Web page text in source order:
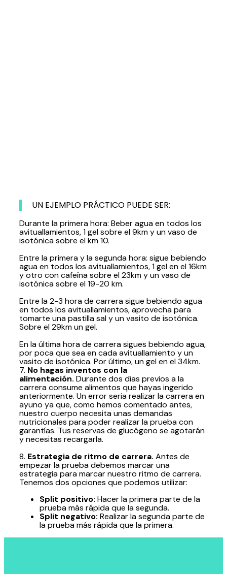
UN EJEMPLO PRÁCTICO PUEDE SER:
Durante la primera hora: Beber agua en todos los
avituallamientos, 1 gel sobre el 9km y un vaso de
isotónica sobre el km 10.
Entre la primera y la segunda hora: sigue bebiendo
agua en todos los avituallamientos, 1 gel en el 16km
y otro con cafeína sobre el 23km y un vaso de
isotónica sobre el 19-20 km.
Entre la 2-3 hora de carrera sigue bebiendo agua
en todos los avituallamientos, aprovecha para
tomarte una pastilla sal y un vasito de isotónica.
Sobre el 29km un gel.
En la última hora de carrera sigues bebiendo agua,
por poca que sea en cada avituallamiento y un
vasito de isotónica. Por último, un gel en el 34km.
7. No hagas inventos con la
alimentación. Durante dos días previos a la
carrera consume alimentos que hayas ingerido
anteriormente. Un error seria realizar la carrera en
ayuno ya que, como hemos comentado antes,
nuestro cuerpo necesita unas demandas
nutricionales para poder realizar la prueba con
garantías. Tus reservas de glucógeno se agotarán
y necesitas recargarla.
8. Estrategia de ritmo de carrera. Antes de
empezar la prueba debemos marcar una
estrategia para marcar nuestro ritmo de carrera.
Tenemos dos opciones que podemos utilizar:
Split positivo: Hacer la primera parte de la
prueba más rápida que la segunda.
Split negativo: Realizar la segunda parte de
la prueba más rápida que la primera.